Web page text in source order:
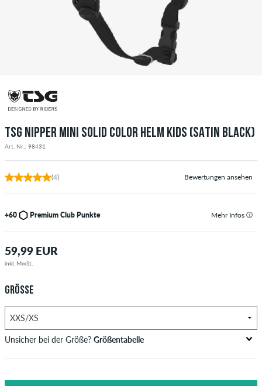
TSG NIPPER MINI SOLID COLOR HELM KIDS (SATIN BLACK)
Art. Nr.: 98431
(4) Bewertungen ansehen
+60 Premium Club Punkte Mehr Infos
59,99 EUR
inkl. MwSt.
GRÖSSE
Unsicher bei der Größe? Größentabelle